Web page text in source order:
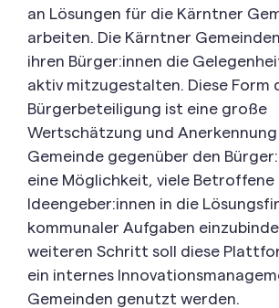
an Lösungen für die Kärntner
arbeiten. Die Kärntner
ihren Bürger:innen die
aktiv mitzugestalten. Diese Form
Bürgerbeteiligung ist eine große
Wertschätzung und
Gemeinde gegenüber den
eine Möglichkeit, viele Betroffene
Ideengeber:innen in die
kommunaler Aufgaben
weiteren Schritt soll diese
ein internes
Gemeinden genutzt werden.